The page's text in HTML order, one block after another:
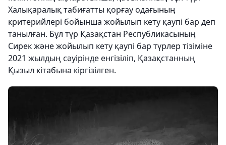
Халықаралық табиғатты қорғау одағының
критерийлері бойынша жойылып кету қаупі бар деп
танылған. Бұл түр Қазақстан Республикасының
Сирек және жойылып кету қаупі бар түрлер тізіміне
2021 жылдың сәуірінде енгізіліп, Қазақстанның
Қызыл кітабына кіргізілген.